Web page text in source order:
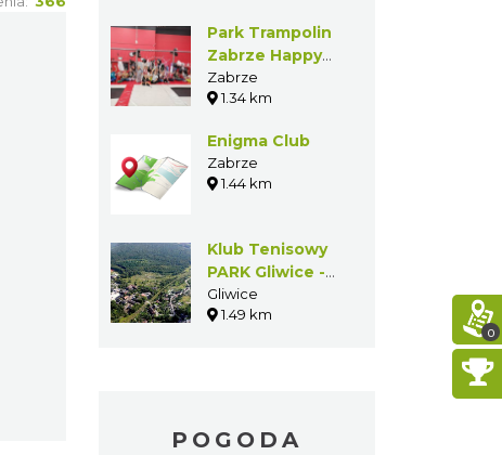
Park Trampolin
Zabrze Happy
Jumper
Zabrze
1.34 km
Enigma Club
Zabrze
1.44 km
Klub Tenisowy
PARK Gliwice -
korty
Gliwice
1.49 km
POGODA
0